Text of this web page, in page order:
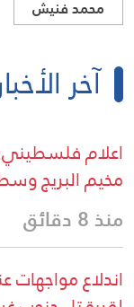
محمد فنيش
آخر
اعلام
مخيم البريج
منذ 8 دقائق
اندلاع مواجهات